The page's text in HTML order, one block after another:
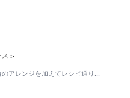
>
アレンジを加えてレシピ通り…